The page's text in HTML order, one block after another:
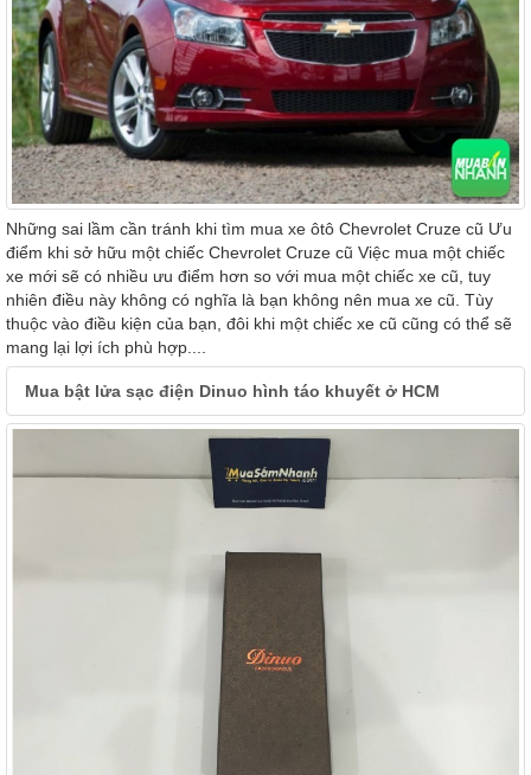
Những sai lầm cần tránh khi tìm mua xe ôtô Chevrolet Cruze cũ Ưu
điểm khi sở hữu một chiếc Chevrolet Cruze cũ Việc mua một chiếc
xe mới sẽ có nhiều ưu điểm hơn so với mua một chiếc xe cũ, tuy
nhiên điều này không có nghĩa là bạn không nên mua xe cũ. Tùy
thuộc vào điều kiện của bạn, đôi khi một chiếc xe cũ cũng có thể sẽ
mang lại lợi ích phù hợp....
Mua bật lửa sạc điện Dinuo hình táo khuyết ở HCM